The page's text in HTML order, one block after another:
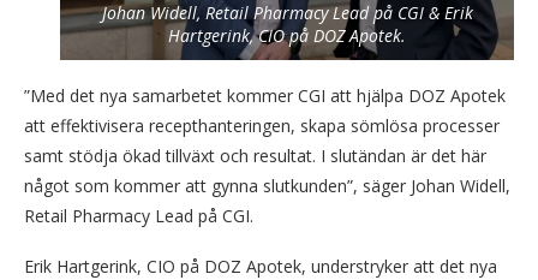
Johan Widell, Retail Pharmacy Lead på CGI & Erik
Hartgerink, CIO på DOZ Apotek.
”Med det nya samarbetet kommer CGI att hjälpa DOZ Apotek
att effektivisera recepthanteringen, skapa sömlösa processer
samt stödja ökad tillväxt och resultat. I slutändan är det här
något som kommer att gynna slutkunden”, säger Johan Widell,
Retail Pharmacy Lead på CGI.
Erik Hartgerink, CIO på DOZ Apotek, understryker att det nya